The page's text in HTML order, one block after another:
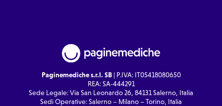
Paginemediche s.r.l. SB| P.IVA: IT05418080650
REA: SA-444291
Sede Legale: Via San Leonardo 26, 84131 Salerno, Italia
Sedi Operative: Salerno – Milano – Torino, Italia